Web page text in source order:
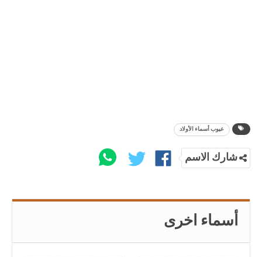
عيوب أسماء الأولاد
شارك الاسم
أسماء اخرى